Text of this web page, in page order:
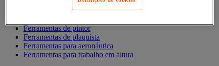
Ferramentas de mecânico
Ferramentas de pintor
Ferramentas de plaquista
Ferramentas para aeronáutica
Ferramentas para trabalho em altura